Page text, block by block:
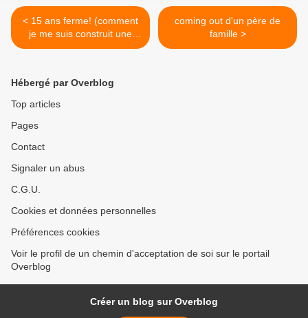
< 15 ans ferme! (comment
je me suis construit une
prison tout seul)
coming out d'un père de
famille >
Hébergé par Overblog
Top articles
Pages
Contact
Signaler un abus
C.G.U.
Cookies et données personnelles
Préférences cookies
Voir le profil de un chemin d'acceptation de soi sur le portail
Overblog
Créer un blog sur Overblog